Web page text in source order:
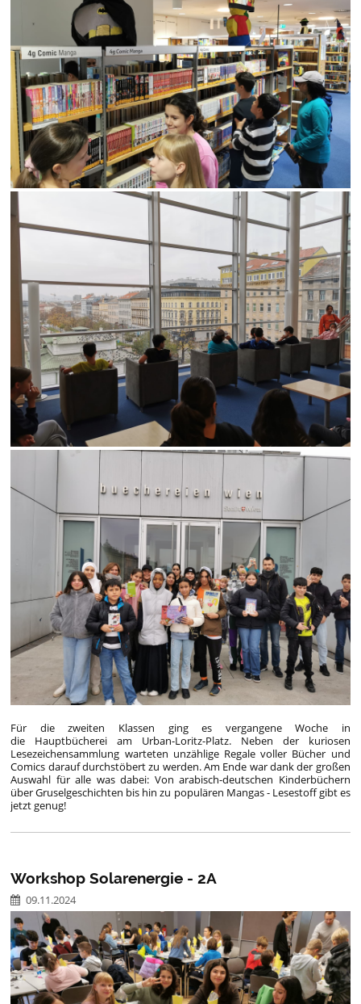
Für die zweiten Klassen ging es vergangene Woche in
die Hauptbücherei am Urban-Loritz-Platz. Neben der kuriosen
Lesezeichensammlung warteten unzählige Regale voller Bücher und
Comics darauf durchstöbert zu werden. Am Ende war dank der großen
Auswahl für alle was dabei: Von arabisch-deutschen Kinderbüchern
über Gruselgeschichten bis hin zu populären Mangas - Lesestoff gibt es
jetzt genug!
Workshop Solarenergie - 2A
09.11.2024